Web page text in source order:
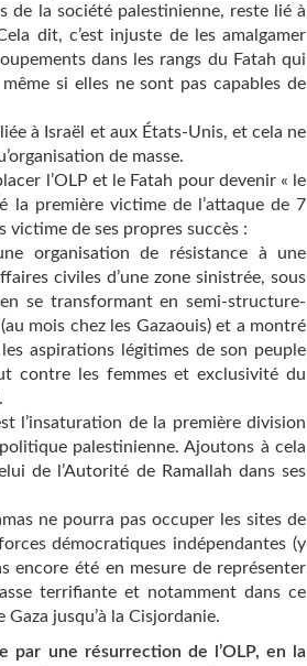
de la société palestinienne, reste lié à
dit, c’est injuste de les amalgamer
dans les rangs du Fatah qui
si elles ne sont pas capables de
à Israël et aux États-Unis, et cela ne
de masse.
l’OLP et le Fatah pour devenir « le
la première victime de l’attaque de 7
victime de ses propres succès :
organisation de résistance à une
civiles d’une zone sinistrée, sous
se transformant en semi-structure-
mois chez les Gazaouis) et a montré
aspirations légitimes de son peuple
contre les femmes et exclusivité du
l’insaturation de la première division
palestinienne. Ajoutons à cela
de l’Autorité de Ramallah dans ses
ne pourra pas occuper les sites de
démocratiques indépendantes (y
encore été en mesure de représenter
terrifiante et notamment dans ce
jusqu’à la Cisjordanie.
par une résurrection de l’OLP, en la